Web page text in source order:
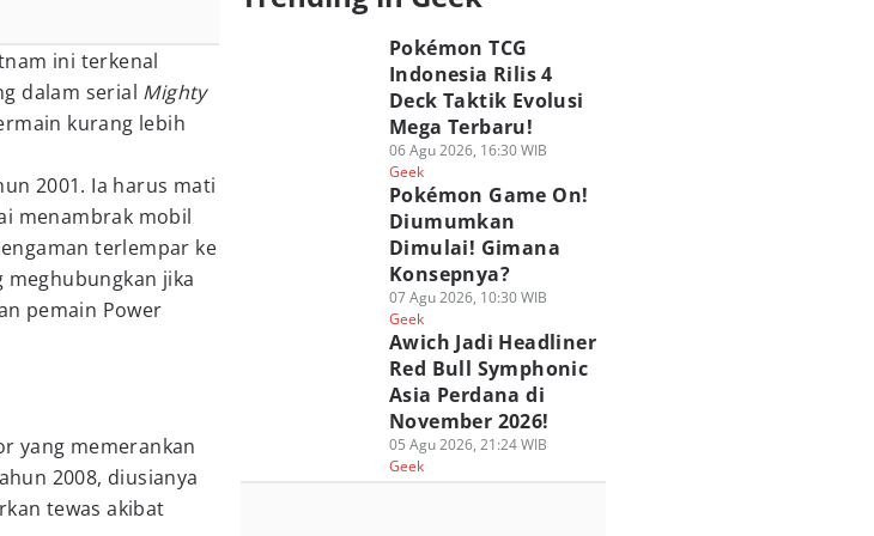
ini terkenal
dalam serial Mighty
kurang lebih
2001. Ia harus mati
menambrak mobil
terlempar ke
meghubungkan jika
pemain Power
yang memerankan
2008, diusianya
tewas akibat
Pokémon TCG
Indonesia Rilis 4
Deck Taktik Evolusi
Mega Terbaru!
06 Agu 2026, 16:30 WIB
Geek
Pokémon Game On!
Diumumkan
Dimulai! Gimana
Konsepnya?
07 Agu 2026, 10:30 WIB
Geek
Awich Jadi Headliner
Red Bull Symphonic
Asia Perdana di
November 2026!
05 Agu 2026, 21:24 WIB
Geek